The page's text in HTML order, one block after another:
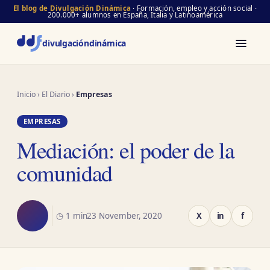
El blog de Divulgación Dinámica · Formación, empleo y acción social ·
200.000+ alumnos en España, Italia y Latinoamérica
divulgacióndinámica
Inicio› El Diario› Empresas
EMPRESAS
Mediación: el poder de la
comunidad
◷ 1 min23 November, 2020 X in f